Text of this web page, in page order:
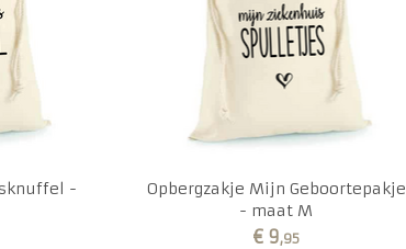
-
Opbergzakje Mijn Geboortepakje
- maat M
€ 9,95